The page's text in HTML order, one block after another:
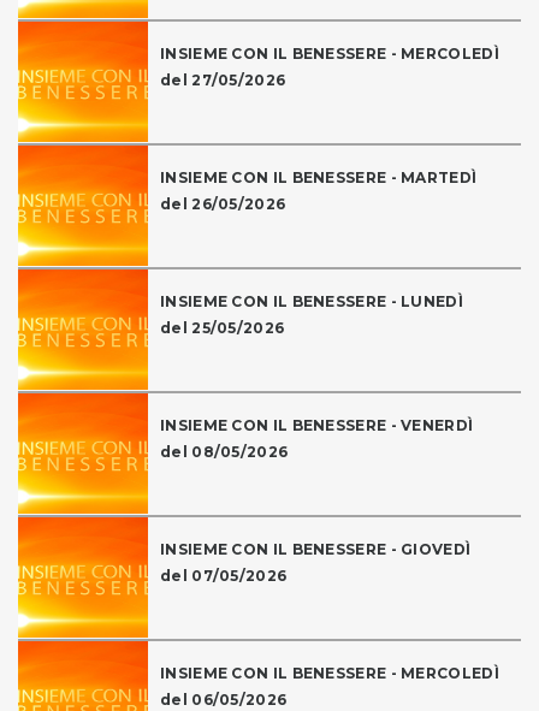
INSIEME CON IL BENESSERE - MERCOLEDÌ
del 27/05/2026
INSIEME CON IL BENESSERE - MARTEDÌ
del 26/05/2026
INSIEME CON IL BENESSERE - LUNEDÌ
del 25/05/2026
INSIEME CON IL BENESSERE - VENERDÌ
del 08/05/2026
INSIEME CON IL BENESSERE - GIOVEDÌ
del 07/05/2026
INSIEME CON IL BENESSERE - MERCOLEDÌ
del 06/05/2026